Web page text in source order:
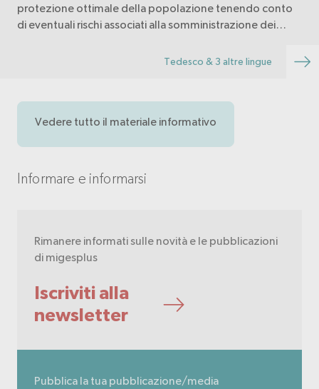
protezione ottimale della popolazione tenendo conto
di eventuali rischi associati alla somministrazione dei
Tedesco & 3 altre lingue
Vedere tutto il materiale informativo
Informare e informarsi
Rimanere informati sulle novità e le pubblicazioni
di migesplus
Iscriviti alla
newsletter
Pubblica la tua pubblicazione/media